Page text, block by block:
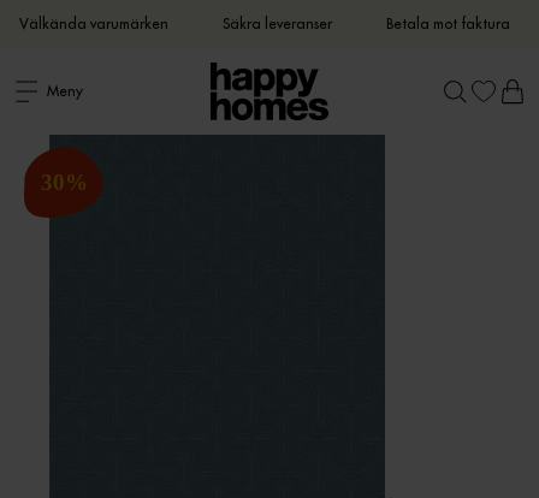
Välkända varumärken Säkra leveranser Betala mot faktura
Meny
30%